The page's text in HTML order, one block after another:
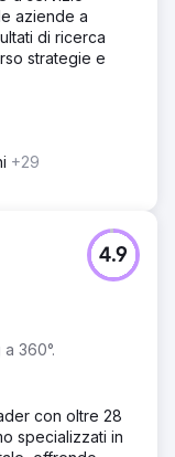
aziende a
di ricerca
strategie e
+29
360°.
4.9
con oltre 28
specializzati in